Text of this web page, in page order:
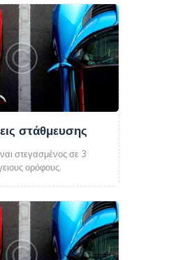
στάθμευσης
στεγασμένος σε 3
ορόφους.